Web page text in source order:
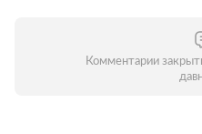
Комментарии